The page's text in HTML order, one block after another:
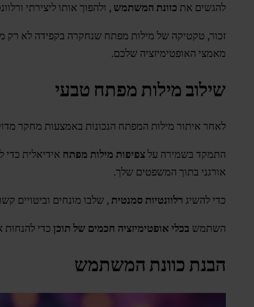
להגשים את כוונת המשתמש, ולהפוך אותו ליצירתי
זכור, טקטיקה של מילות מפתח שנחקרה בקפידה לא רק
מאמצי האופטימיזציה שלכם.
שילוב מילות מפתח טבעי
לאחר איתור מילות המפתח הנכונות באמצעות מחקר
התמקד בשמירה עלצפיפות מילות מפתח אידיאלית
אורגני בתוך המשפטים שלך.
כדי להשיג רלוונטיות סמנטית, שלבו מונחים וביטויים
השתמש בכלי אופטימיזציה חכמים של תוכן כדי
הבנת כוונת המשתמש